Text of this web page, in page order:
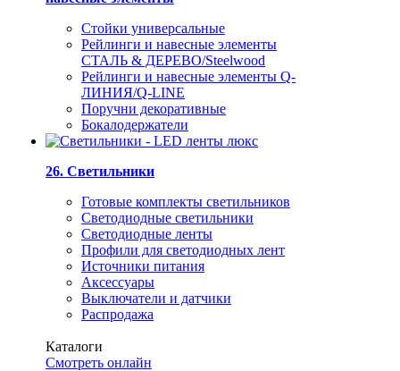
Стойки универсальные
Рейлинги и навесные элементы
СТАЛЬ & ДЕРЕВО/Steelwood
Рейлинги и навесные элементы Q-
ЛИНИЯ/Q-LINE
Поручни декоративные
Бокалодержатели
26. Светильники
Готовые комплекты светильников
Светодиодные светильники
Светодиодные ленты
Профили для светодиодных лент
Источники питания
Аксессуары
Выключатели и датчики
Распродажа
Каталоги
Смотреть онлайн